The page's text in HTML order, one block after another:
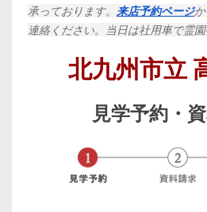
承っております。 来店予約ページ
連絡ください。当日は社用車で霊園
北九州市立
見学予約・